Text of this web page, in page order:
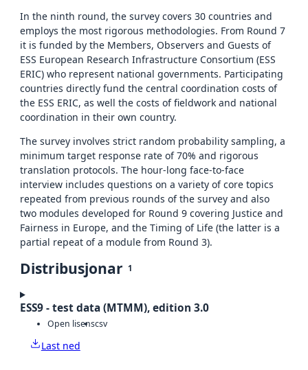
In the ninth round, the survey covers 30 countries and
employs the most rigorous methodologies. From Round 7
it is funded by the Members, Observers and Guests of
ESS European Research Infrastructure Consortium (ESS
ERIC) who represent national governments. Participating
countries directly fund the central coordination costs of
the ESS ERIC, as well the costs of fieldwork and national
coordination in their own country.
The survey involves strict random probability sampling, a
minimum target response rate of 70% and rigorous
translation protocols. The hour-long face-to-face
interview includes questions on a variety of core topics
repeated from previous rounds of the survey and also
two modules developed for Round 9 covering Justice and
Fairness in Europe, and the Timing of Life (the latter is a
partial repeat of a module from Round 3).
Distribusjonar 1
ESS9 - test data (MTMM), edition 3.0
Open lisenscsv
Last ned